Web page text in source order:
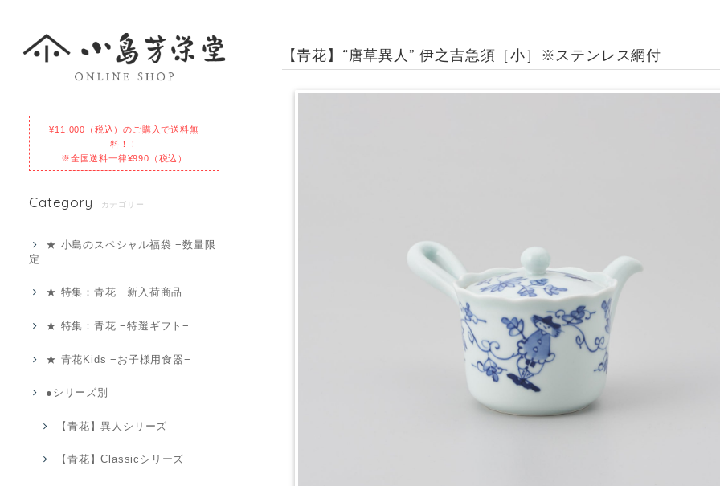
¥11,000（税込）のご購入で送料無
料！！
※全国送料一律¥990（税込）
Category カテゴリー
★ 小島のスペシャル福袋 −数量限
定−
★ 特集：青花 −新入荷商品−
★ 特集：青花 −特選ギフト−
★ 青花Kids −お子様用食器−
●シリーズ別
【青花】異人シリーズ
【青花】Classicシリーズ
【青花】“唐草異人” 伊之吉急須［小］※ステンレス網付